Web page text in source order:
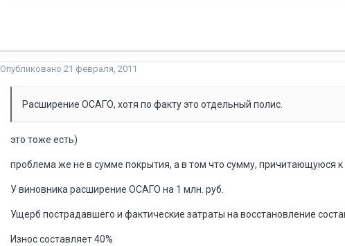
Опубликовано 21 февраля, 2011
Расширение ОСАГО, хотя по факту это отдельный полис.
это тоже есть)
проблема же не в сумме покрытия, а в том что сумму, причитающуюся
У виновника расширение ОСАГО на 1 млн. руб.
Ущерб пострадавшего и фактические затраты на восстановление
Износ составляет 40%